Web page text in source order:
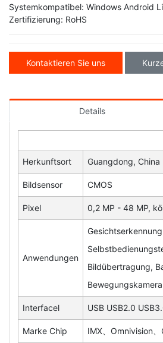
Systemkompatibel: Windows Android
Zertifizierung: RoHS
Kontaktieren Sie uns
Details
Herkunftsort Guangdong, China
Bildsensor CMOS
Pixel 0,2 MP - 48 MP,
Anwendungen
Bildübertragung,
Interfacel USB USB2.0
Marke Chip IMX、Omnivision